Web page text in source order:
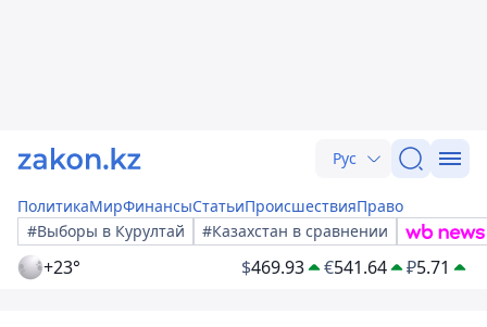
Рус
ПолитикаМирФинансыСтатьиПроисшествияПраво
#Выборы в Курултай
#Казахстан в сравнении
+23° $469.93 €541.64 ₽5.71